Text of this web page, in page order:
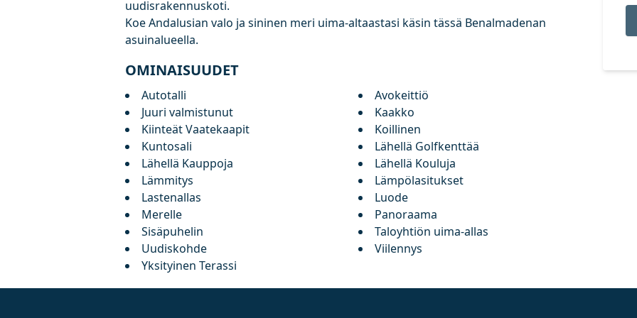
uudisrakennuskoti.
Koe Andalusian valo ja sininen meri uima-altaastasi käsin tässä Benalmadenan
asuinalueella.
OMINAISUUDET
Autotalli
Avokeittiö
Juuri valmistunut
Kaakko
Kiinteät Vaatekaapit
Koillinen
Kuntosali
Lähellä Golfkenttää
Lähellä Kauppoja
Lähellä Kouluja
Lämmitys
Lämpölasitukset
Lastenallas
Luode
Merelle
Panoraama
Sisäpuhelin
Taloyhtiön uima-allas
Uudiskohde
Viilennys
Yksityinen Terassi